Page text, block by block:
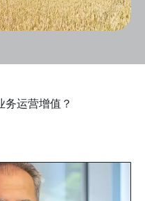
务运营增值？